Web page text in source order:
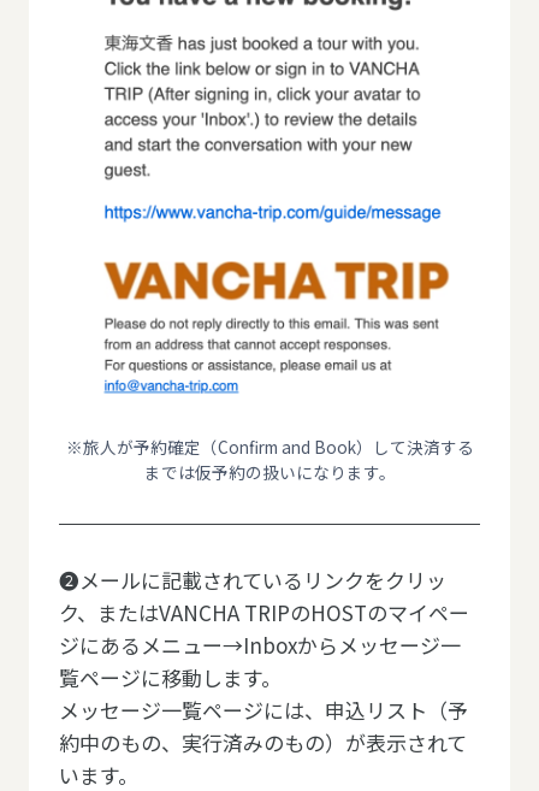
※旅人が予約確定（Confirm and Book）して決済する
までは仮予約の扱いになります。
❷メールに記載されているリンクをクリッ
ク、またはVANCHA TRIPのHOSTのマイペー
ジにあるメニュー→Inboxからメッセージ一
覧ページに移動します。
メッセージ一覧ページには、申込リスト（予
約中のもの、実行済みのもの）が表示されて
います。